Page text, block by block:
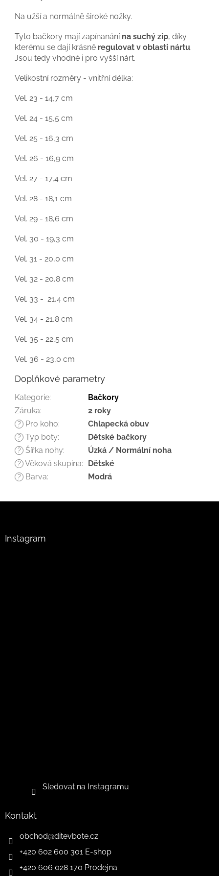
Na užší a normálně široké nožky.
Tyto bačkory mají zapínanání na suchý zip, díky
kterému se dají krásně regulovat v oblasti nártu.
Jsou tedy vhodné i pro vyšší nárt.
Velikostní rozměry - vnitřní délka:
Vel. 23 - 14,7 cm
Vel. 24 - 15,5 cm
Vel. 25 - 16,3 cm
Vel. 26 - 16,9 cm
Vel. 27 - 17,4 cm
Vel. 28 - 18,1 cm
Vel. 29 - 18,6 cm
Vel. 30 - 19,3 cm
Vel. 31 - 20,0 cm
Vel. 32 - 20,8 cm
Vel. 33 - 21,4 cm
Vel. 34 - 21,8 cm
Vel. 35 - 22,5 cm
Vel. 36 - 23,0 cm
Doplňkové parametry
Kategorie:
Bačkory
Záruka: 2 roky
? Pro koho: Chlapecká obuv
? Typ boty: Dětské bačkory
? Šířka nohy: Úzká / Normální noha
? Věková skupina: Dětské
? Barva: Modrá
Instagram
Sledovat na Instagramu
Kontakt
obchod@ditevbote.cz
+420 602 600 301 E-shop
+420 606 028 170 Prodejna